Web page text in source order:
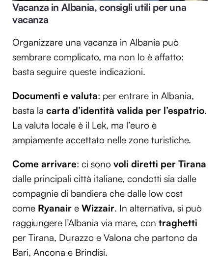
Vacanza in Albania, consigli utili per una
vacanza
Organizzare una vacanza in Albania può
sembrare complicato, ma non lo è affatto:
basta seguire queste indicazioni.
Documenti e valuta: per entrare in Albania,
basta la carta d’identità valida per l’espatrio.
La valuta locale è il Lek, ma l’euro è
ampiamente accettato nelle zone turistiche.
Come arrivare: ci sono voli diretti per Tirana
dalle principali città italiane, condotti sia dalle
compagnie di bandiera che dalle low cost
come Ryanair e Wizzair. In alternativa, si può
raggiungere l’Albania via mare, con traghetti
per Tirana, Durazzo e Valona che partono da
Bari, Ancona e Brindisi.